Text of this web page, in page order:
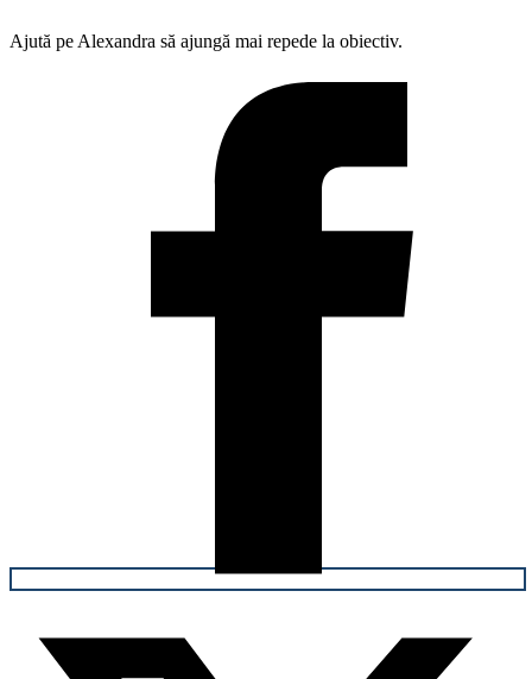
Ajută pe Alexandra să ajungă mai repede la obiectiv.